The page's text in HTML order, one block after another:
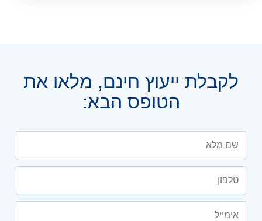
לקבלת ייעוץ חינם, מלאו את
הטופס הבא: